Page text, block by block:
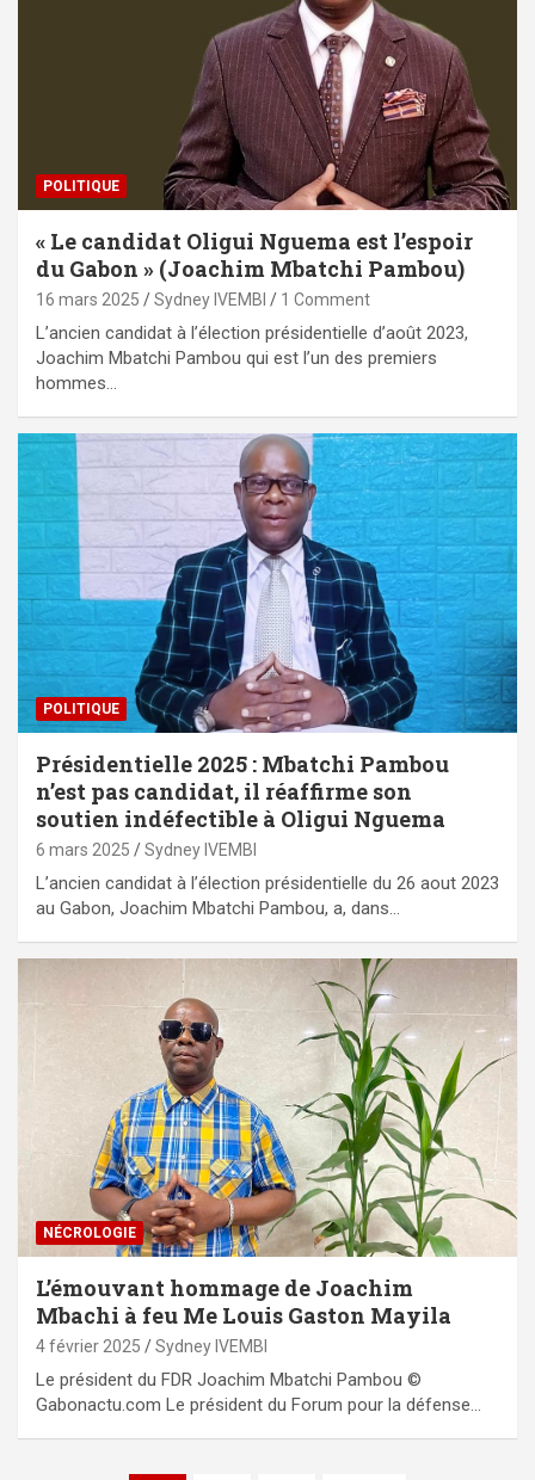
POLITIQUE
« Le candidat Oligui Nguema est l’espoir
du Gabon » (Joachim Mbatchi Pambou)
16 mars 2025 Sydney IVEMBI 1 Comment
L’ancien candidat à l’élection présidentielle d’août 2023,
Joachim Mbatchi Pambou qui est l’un des premiers
hommes…
POLITIQUE
Présidentielle 2025 : Mbatchi Pambou
n’est pas candidat, il réaffirme son
soutien indéfectible à Oligui Nguema
6 mars 2025 Sydney IVEMBI
L’ancien candidat à l’élection présidentielle du 26 aout 2023
au Gabon, Joachim Mbatchi Pambou, a, dans…
NÉCROLOGIE
L’émouvant hommage de Joachim
Mbachi à feu Me Louis Gaston Mayila
4 février 2025 Sydney IVEMBI
Le président du FDR Joachim Mbatchi Pambou ©
Gabonactu.com Le président du Forum pour la défense…